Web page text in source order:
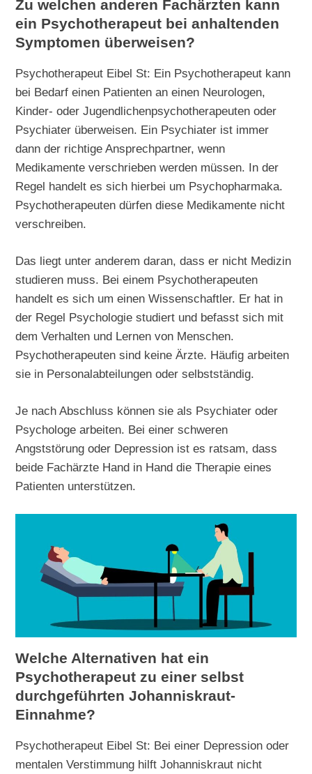
Zu welchen anderen Fachärzten kann
ein Psychotherapeut bei anhaltenden
Symptomen überweisen?
Psychotherapeut Eibel St: Ein Psychotherapeut kann
bei Bedarf einen Patienten an einen Neurologen,
Kinder- oder Jugendlichenpsychotherapeuten oder
Psychiater überweisen. Ein Psychiater ist immer
dann der richtige Ansprechpartner, wenn
Medikamente verschrieben werden müssen. In der
Regel handelt es sich hierbei um Psychopharmaka.
Psychotherapeuten dürfen diese Medikamente nicht
verschreiben.
Das liegt unter anderem daran, dass er nicht Medizin
studieren muss. Bei einem Psychotherapeuten
handelt es sich um einen Wissenschaftler. Er hat in
der Regel Psychologie studiert und befasst sich mit
dem Verhalten und Lernen von Menschen.
Psychotherapeuten sind keine Ärzte. Häufig arbeiten
sie in Personalabteilungen oder selbstständig.
Je nach Abschluss können sie als Psychiater oder
Psychologe arbeiten. Bei einer schweren
Angststörung oder Depression ist es ratsam, dass
beide Fachärzte Hand in Hand die Therapie eines
Patienten unterstützen.
Welche Alternativen hat ein
Psychotherapeut zu einer selbst
durchgeführten Johanniskraut-
Einnahme?
Psychotherapeut Eibel St: Bei einer Depression oder
mentalen Verstimmung hilft Johanniskraut nicht